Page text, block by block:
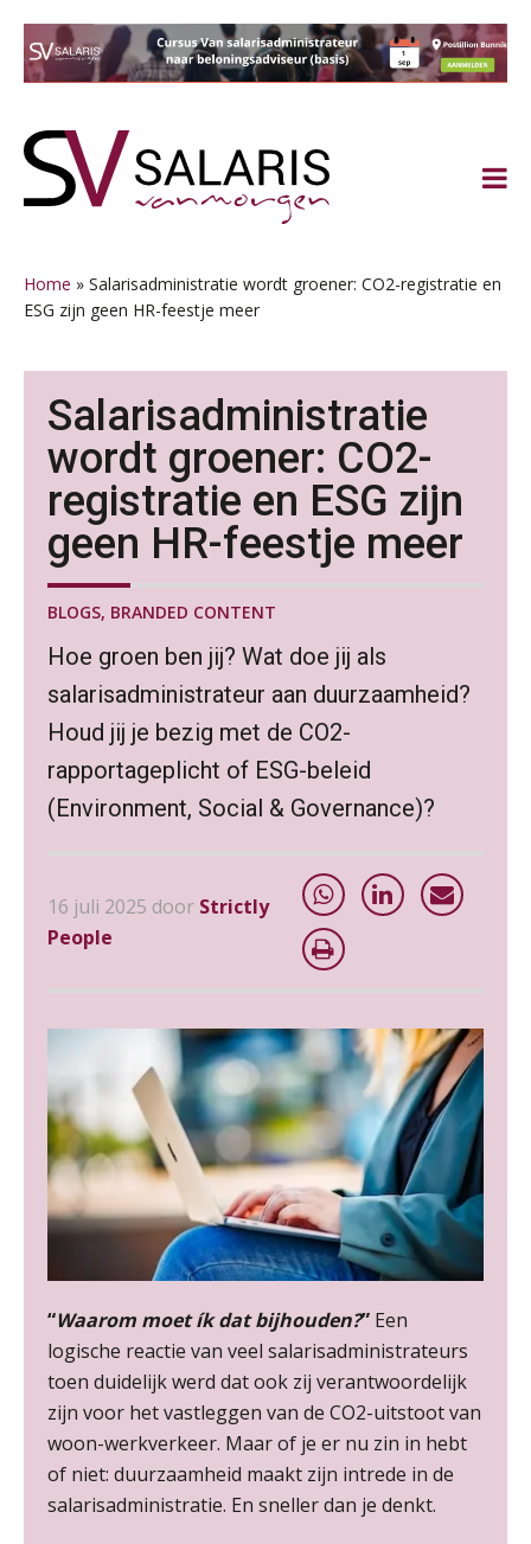
naar
hoofdnavigatie
naar
hoofd
naar
eerste
naar
voettekst
Home » Salarisadministratie wordt groener: CO2-registratie en
ESG zijn geen HR-feestje meer
Salarisadministratie
wordt groener: CO2-
registratie en ESG zijn
geen HR-feestje meer
BLOGS, BRANDED CONTENT
Hoe groen ben jij? Wat doe jij als
salarisadministrateur aan duurzaamheid?
Houd jij je bezig met de CO2-
rapportageplicht of ESG-beleid
(Environment, Social & Governance)?
16 juli 2025 door Strictly
People
“Waarom moet ík dat bijhouden?” Een
logische reactie van veel salarisadministrateurs
toen duidelijk werd dat ook zij verantwoordelijk
zijn voor het vastleggen van de CO2-uitstoot van
woon-werkverkeer. Maar of je er nu zin in hebt
of niet: duurzaamheid maakt zijn intrede in de
salarisadministratie. En sneller dan je denkt.